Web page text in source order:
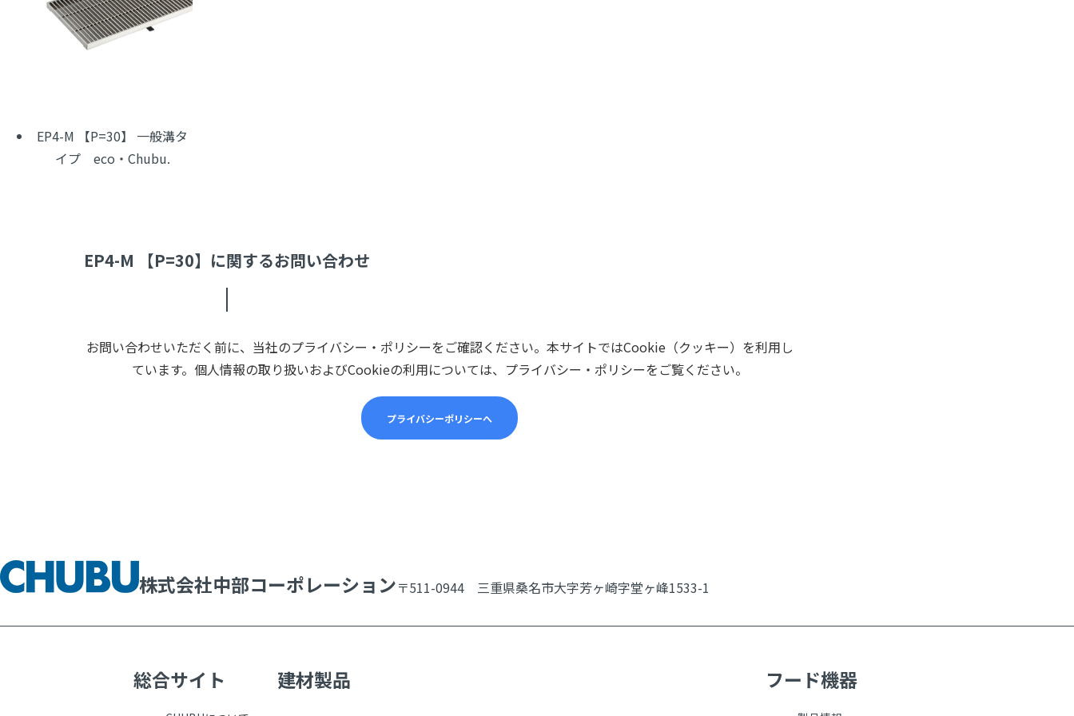
EP4-M 【P=30】 一般溝タ
イプ eco・Chubu.
EP4-M 【P=30】に関するお問い合わせ
お問い合わせいただく前に、当社のプライバシー・ポリシーをご確認ください。本サイトではCookie（クッキー）を利用し
ています。個人情報の取り扱いおよびCookieの利用については、プライバシー・ポリシーをご覧ください。
プライバシーポリシーへ
株式会社中部コーポレーション〒511-0944 三重県桑名市大字芳ヶ崎字堂ヶ峰1533-1
総合サイト 建材製品 フード機器